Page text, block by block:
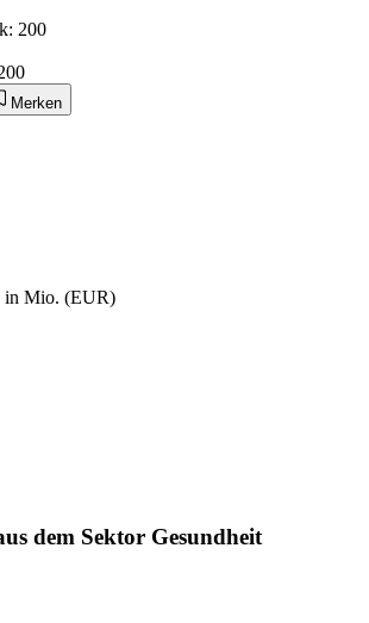
: 200
Merken
in Mio. (EUR)
dem Sektor Gesundheit